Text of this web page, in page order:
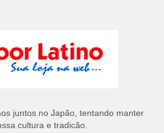
juntos no Japão, tentando manter
cultura e tradicão.